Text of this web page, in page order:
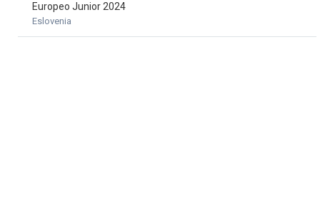
Europeo Junior 2024
Eslovenia